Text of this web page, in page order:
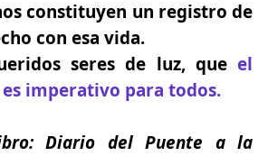
constituyen un registro de
con esa vida.
seres de luz, que el
imperativo para todos.
Diario del Puente a la